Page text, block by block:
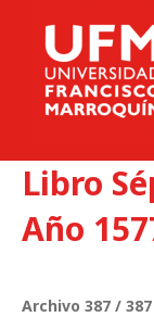
Libro
Año
Archivo 387 / 387